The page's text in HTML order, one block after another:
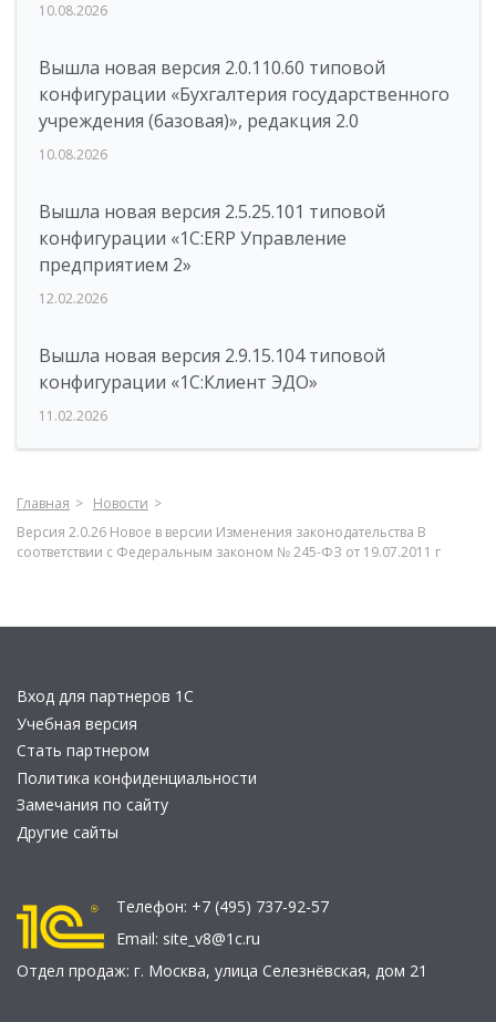
10.08.2026
Вышла новая версия 2.0.110.60 типовой
конфигурации «Бухгалтерия государственного
учреждения (базовая)», редакция 2.0
10.08.2026
Вышла новая версия 2.5.25.101 типовой
конфигурации «1С:ERP Управление
предприятием 2»
12.02.2026
Вышла новая версия 2.9.15.104 типовой
конфигурации «1С:Клиент ЭДО»
11.02.2026
Главная
Новости
Версия 2.0.26 Новое в версии Изменения законодательства В
соответствии с Федеральным законом № 245-ФЗ от 19.07.2011 г
Вход для партнеров 1С
Учебная версия
Стать партнером
Политика конфиденциальности
Замечания по сайту
Другие сайты
Телефон: +7 (495) 737-92-57
Email: site_v8@1c.ru
Отдел продаж: г. Москва, улица Селезнёвская, дом 21